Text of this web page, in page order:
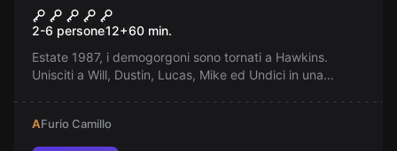
Stranger Things
2-6 persone12+60 min.
Estate 1987, i demogorgoni sono tornati a Hawkins.
Unisciti a Will, Dustin, Lucas, Mike ed Undici in una
scomparsi.
AFurio Camillo